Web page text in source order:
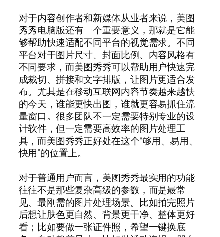
对于内容创作者和新媒体从业者来说，美图
秀秀电脑版还有一个重要意义，那就是它能
够帮助快速适配不同平台的视觉需求。不同
平台对于图片尺寸、封面比例、内容风格有
不同要求，而美图秀秀可以帮助用户快速完
成裁切、拼接和文字排版，让图片更适合发
布。尤其是在移动互联网内容节奏越来越快
的今天，谁能更快出图，谁就更容易抓住流
量窗口。很多团队不一定需要特别专业的设
计软件，但一定需要高效率的图片处理工
具，而美图秀秀正好处在这个“够用、易用、
快用”的位置上。
对于普通用户而言，美图秀秀最实用的功能
往往不是那些复杂高级的参数，而是最常
见、最刚需的图片处理场景。比如拍完照片
后想让肤色更自然、背景更干净、整体更好
看；比如要做一张证件照，希望一键换底